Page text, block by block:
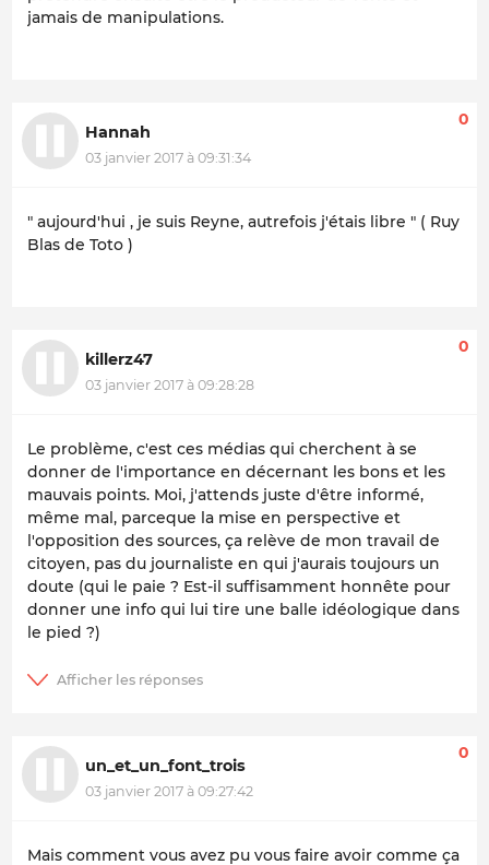
jamais de manipulations.
Hannah
03 janvier 2017 à 09:31:34
0
" aujourd'hui , je suis Reyne, autrefois j'étais libre " ( Ruy
Blas de Toto )
killerz47
03 janvier 2017 à 09:28:28
0
Le problème, c'est ces médias qui cherchent à se
donner de l'importance en décernant les bons et les
mauvais points. Moi, j'attends juste d'être informé,
même mal, parceque la mise en perspective et
l'opposition des sources, ça relève de mon travail de
citoyen, pas du journaliste en qui j'aurais toujours un
doute (qui le paie ? Est-il suffisamment honnête pour
donner une info qui lui tire une balle idéologique dans
le pied ?)
un_et_un_font_trois
03 janvier 2017 à 09:27:42
0
Mais comment vous avez pu vous faire avoir comme ça